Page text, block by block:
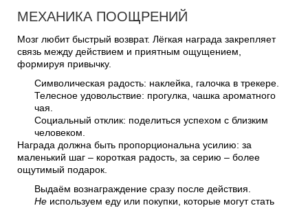
МЕХАНИКА ПООЩРЕНИЙ
Мозг любит быстрый возврат. Лёгкая награда закрепляет
связь между действием и приятным ощущением,
формируя привычку.
Символическая радость: наклейка, галочка в трекере.
Телесное удовольствие: прогулка, чашка ароматного
чая.
Социальный отклик: поделиться успехом с близким
человеком.
Награда должна быть пропорциональна усилию: за
маленький шаг – короткая радость, за серию – более
ощутимый подарок.
Выдаём вознаграждение сразу после действия.
Не используем еду или покупки, которые могут стать